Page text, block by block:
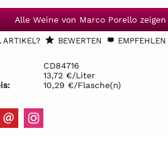
Alle Weine von Marco Porello zeigen
ARTIKEL? BEWERTEN EMPFEHLEN
CD84716
13,72 €/Liter
10,29 €/Flasche(n)